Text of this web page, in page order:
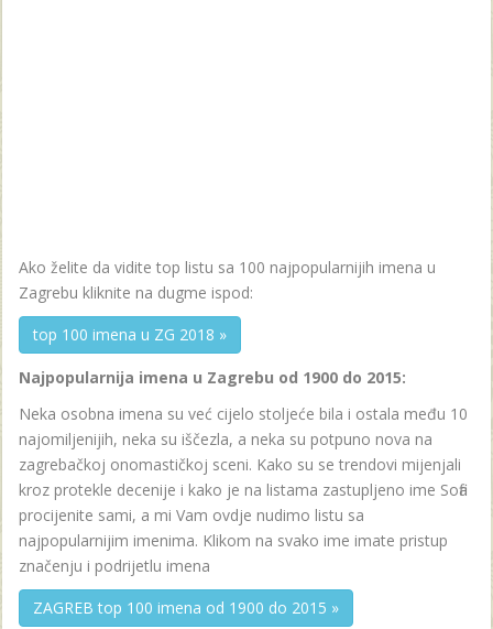
Ako želite da vidite top listu sa 100 najpopularnijih imena u
Zagrebu kliknite na dugme ispod:
top 100 imena u ZG 2018 »
Najpopularnija imena u Zagrebu od 1900 do 2015:
Neka osobna imena su već cijelo stoljeće bila i ostala među 10
najomiljenijih, neka su iščezla, a neka su potpuno nova na
zagrebačkoj onomastičkoj sceni. Kako su se trendovi mijenjali
kroz protekle decenije i kako je na listama zastupljeno ime Sofia
procijenite sami, a mi Vam ovdje nudimo listu sa
najpopularnijim imenima. Klikom na svako ime imate pristup
značenju i podrijetlu imena
ZAGREB top 100 imena od 1900 do 2015 »